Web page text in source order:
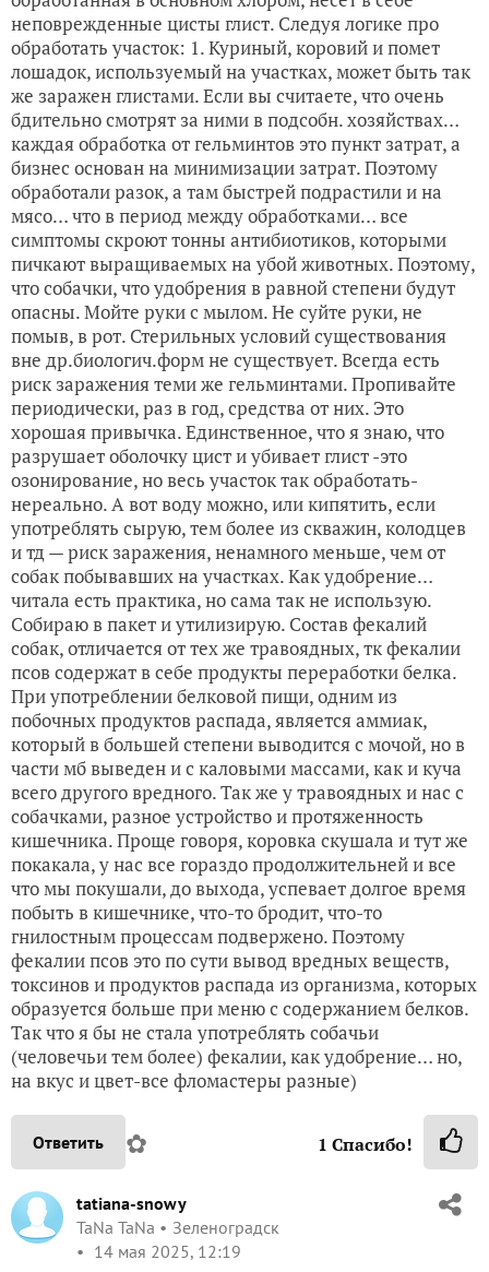
неповрежденные цисты глист. Следуя логике про
обработать участок: 1. Куриный, коровий и помет
лошадок, используемый на участках, может быть так
же заражен глистами. Если вы считаете, что очень
бдительно смотрят за ними в подсобн. хозяйствах…
каждая обработка от гельминтов это пункт затрат, а
бизнес основан на минимизации затрат. Поэтому
обработали разок, а там быстрей подрастили и на
мясо… что в период между обработками… все
симптомы скроют тонны антибиотиков, которыми
пичкают выращиваемых на убой животных. Поэтому,
что собачки, что удобрения в равной степени будут
опасны. Мойте руки с мылом. Не суйте руки, не
помыв, в рот. Стерильных условий существования
вне др.биологич.форм не существует. Всегда есть
риск заражения теми же гельминтами. Пропивайте
периодически, раз в год, средства от них. Это
хорошая привычка. Единственное, что я знаю, что
разрушает оболочку цист и убивает глист -это
озонирование, но весь участок так обработать-
нереально. А вот воду можно, или кипятить, если
употреблять сырую, тем более из скважин, колодцев
и тд — риск заражения, ненамного меньше, чем от
собак побывавших на участках. Как удобрение…
читала есть практика, но сама так не использую.
Собираю в пакет и утилизирую. Состав фекалий
собак, отличается от тех же травоядных, тк фекалии
псов содержат в себе продукты переработки белка.
При употреблении белковой пищи, одним из
побочных продуктов распада, является аммиак,
который в большей степени выводится с мочой, но в
части мб выведен и с каловыми массами, как и куча
всего другого вредного. Так же у травоядных и нас с
собачками, разное устройство и протяженность
кишечника. Проще говоря, коровка скушала и тут же
покакала, у нас все гораздо продолжительней и все
что мы покушали, до выхода, успевает долгое время
побыть в кишечнике, что-то бродит, что-то
гнилостным процессам подвержено. Поэтому
фекалии псов это по сути вывод вредных веществ,
токсинов и продуктов распада из организма, которых
образуется больше при меню с содержанием белков.
Так что я бы не стала употреблять собачьи
(человечьи тем более) фекалии, как удобрение… но,
на вкус и цвет-все фломастеры разные)
Ответить ✿ 1 Спасибо!
tatiana-snowy
TaNa TaNa
Зеленоградск
14 мая 2025, 12:19